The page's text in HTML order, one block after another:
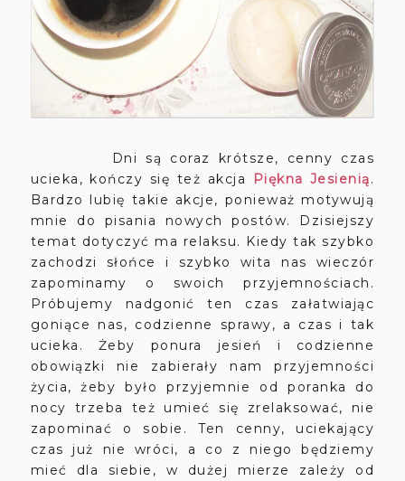
Dni są coraz krótsze, cenny czas
ucieka, kończy się też akcja
Piękna Jesienią.
Bardzo lubię takie akcje, ponieważ motywują
mnie do pisania nowych postów. Dzisiejszy
temat dotyczyć ma relaksu. Kiedy tak szybko
zachodzi słońce i szybko wita nas wieczór
zapominamy o swoich przyjemnościach.
Próbujemy nadgonić ten czas załatwiając
goniące nas, codzienne sprawy, a czas i tak
ucieka. Żeby ponura jesień i codzienne
obowiązki nie zabierały nam przyjemności
życia, żeby było przyjemnie od poranka do
nocy trzeba też umieć się zrelaksować, nie
zapominać o sobie. Ten cenny, uciekający
czas już nie wróci, a co z niego będziemy
mieć dla siebie, w dużej mierze zależy od